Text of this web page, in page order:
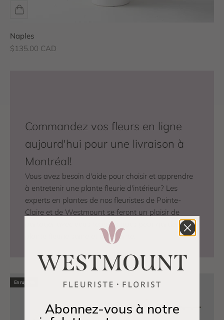
Naples
Prix de vente
$135.00 CAD
Commandez vos fleurs en ligne
aujourd'hui pour une livraison à
Montréal!
Vous avez besoin d'aide pour choisir et apprendre
à entretenir une plante fleurie d'intérieur? Les
experts en plantes de nos fleuristes de Pointe-
Claire et de Westmount se feront un plaisir de
partager avec vous tous les trucs pour garder une
plante fleurie saine et florissante.
En rupture
Abonnez-vous à notre